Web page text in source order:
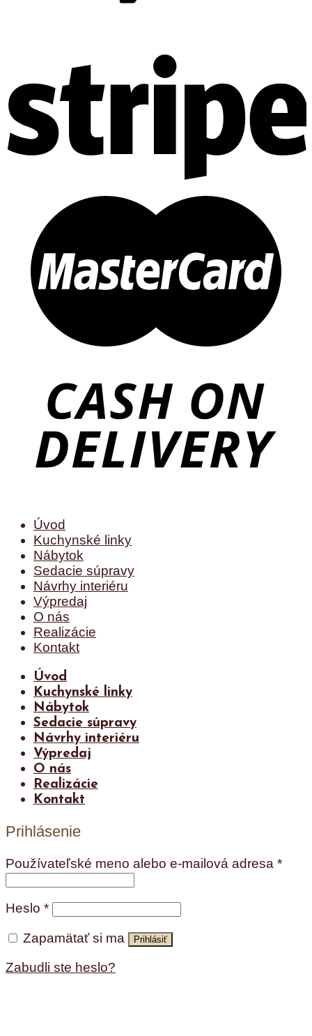
Úvod
Kuchynské linky
Nábytok
Sedacie súpravy
Návrhy interiéru
Výpredaj
O nás
Realizácie
Kontakt
Úvod
Kuchynské linky
Nábytok
Sedacie súpravy
Návrhy interiéru
Výpredaj
O nás
Realizácie
Kontakt
Prihlásenie
Používateľské meno alebo e-mailová adresa *
Heslo *
Zapamätať si ma Prihlásiť
Zabudli ste heslo?